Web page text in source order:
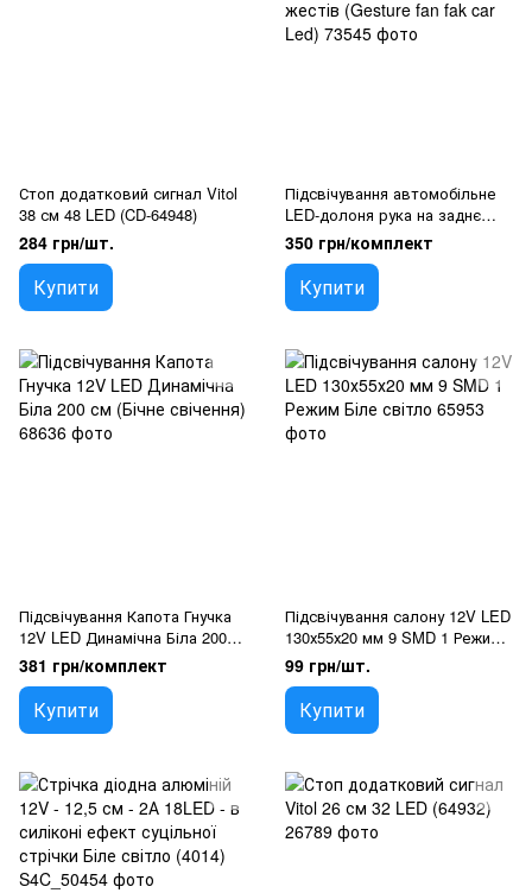
Стоп додатковий сигнал Vitol
38 см 48 LED (CD-64948)
284 грн/шт.
Купити
Підсвічування автомобільне
LED-долоня рука на заднє
скло для жестів (Gesture fan
fak car Led)
350 грн/комплект
Купити
Підсвічування Капота Гнучка
12V LED Динамічна Біла 200
см (Бічне свічення)
381 грн/комплект
Купити
Підсвічування салону 12V LED
130х55х20 мм 9 SMD 1 Режим
Біле світло
99 грн/шт.
Купити